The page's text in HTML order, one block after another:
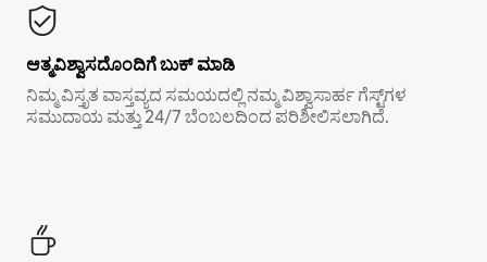
ಆತ್ಮವಿಶ್ವಾಸದೊಂದಿಗೆ ಬುಕ್ ಮಾಡಿ
ನಿಮ್ಮ ವಿಸ್ತೃತ ವಾಸ್ತವ್ಯದ ಸಮಯದಲ್ಲಿ ನಮ್ಮ ವಿಶ್ವಾಸಾರ್ಹ ಗೆಸ್ಟ್‌ಗಳ
ಸಮುದಾಯ ಮತ್ತು 24/7 ಬೆಂಬಲದಿಂದ ಪರಿಶೀಲಿಸಲಾಗಿದೆ.